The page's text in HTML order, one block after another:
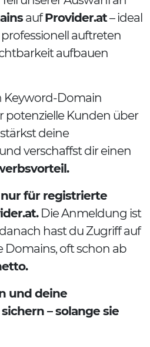
aufProvider.at– ideal
auftreten
aufbauen
Keyword-Domain
potenzielle Kunden über
deine
verschaffst dir einen
nur für registrierte
Die Anmeldung ist
hast du Zugriff auf
Domains, oft schon ab
und deine
– solange sie